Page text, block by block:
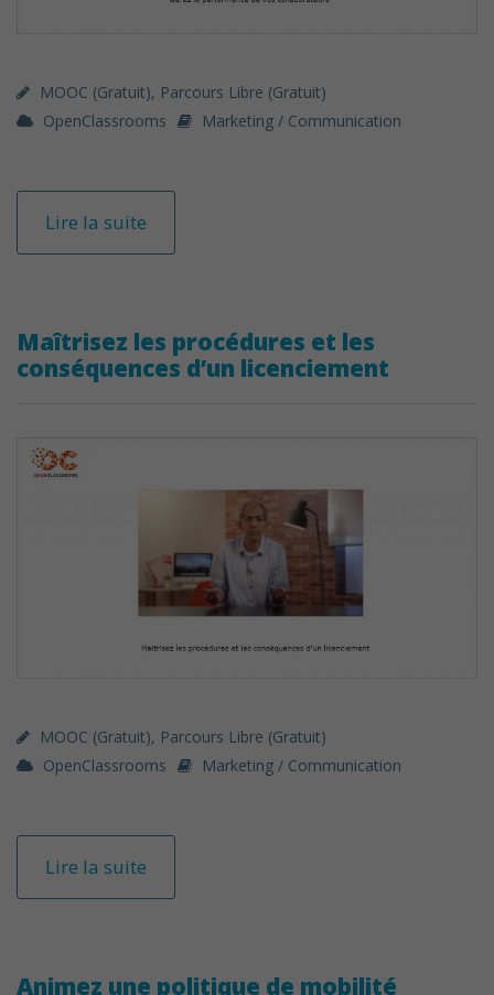
MOOC (gratuit), Parcours Libre (gratuit)
OpenClassrooms
Marketing / Communication
Lire la suite
Maîtrisez les procédures et les
conséquences d’un licenciement
MOOC (gratuit), Parcours Libre (gratuit)
OpenClassrooms
Marketing / Communication
Lire la suite
Animez une politique de mobilité